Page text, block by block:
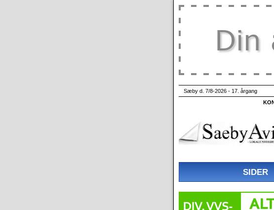
Sæby d. 7/8-2026 - 17. årgang
SIDER